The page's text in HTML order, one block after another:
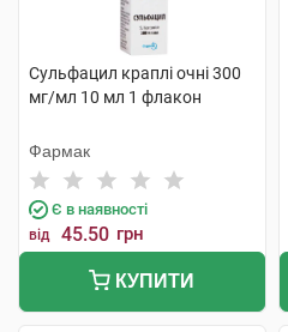
Сульфацил краплі очні 300
мг/мл 10 мл 1 флакон
Фармак
Є в наявності
від 45.50 грн
КУПИТИ